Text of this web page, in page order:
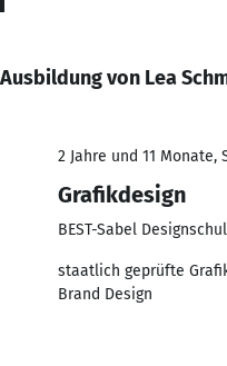
Ausbildung von Lea
2 Jahre und 11 Monate,
Grafikdesign
BEST-Sabel
staatlich geprüfte
Brand Design